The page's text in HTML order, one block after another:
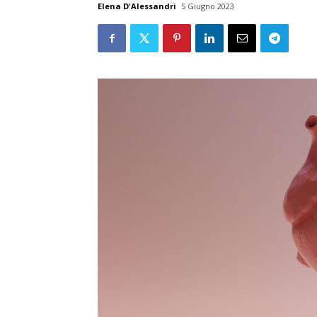
Elena D'Alessandri 5 Giugno 2023